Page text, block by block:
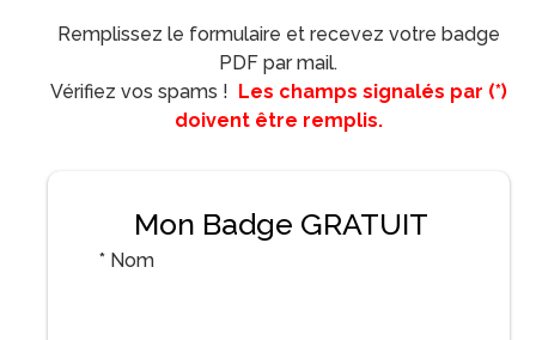
Remplissez le formulaire et recevez votre badge
PDF par mail.
Vérifiez vos spams !
Les champs signalés par (*)
doivent être remplis.
Mon Badge GRATUIT
* Nom